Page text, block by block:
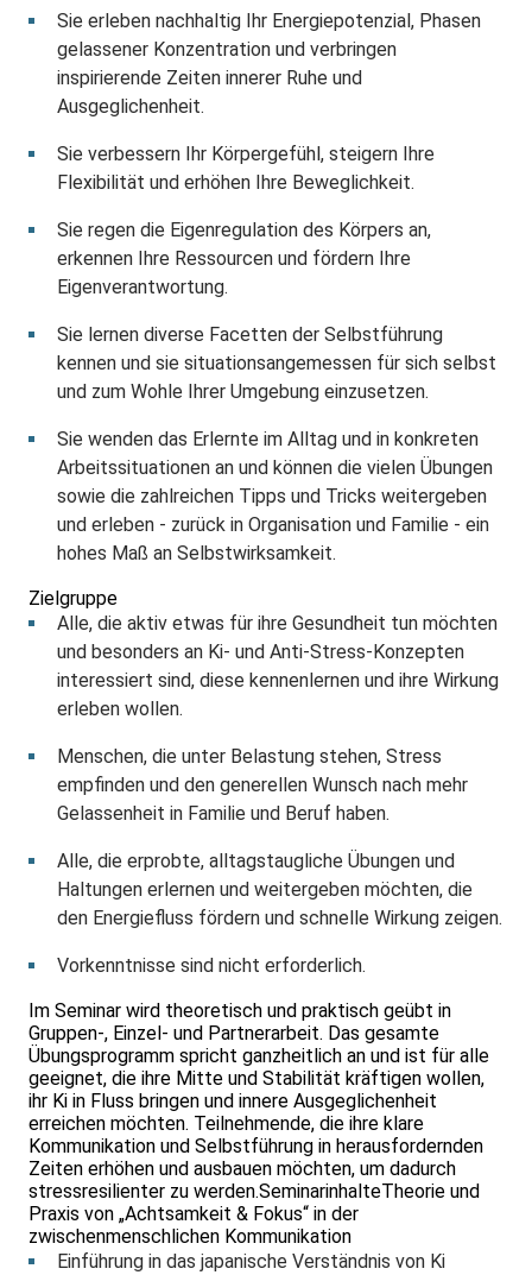
Sie erleben nachhaltig Ihr Energiepotenzial, Phasen
gelassener Konzentration und verbringen
inspirierende Zeiten innerer Ruhe und
Ausgeglichenheit.
Sie verbessern Ihr Körpergefühl, steigern Ihre
Flexibilität und erhöhen Ihre Beweglichkeit.
Sie regen die Eigenregulation des Körpers an,
erkennen Ihre Ressourcen und fördern Ihre
Eigenverantwortung.
Sie lernen diverse Facetten der Selbstführung
kennen und sie situationsangemessen für sich selbst
und zum Wohle Ihrer Umgebung einzusetzen.
Sie wenden das Erlernte im Alltag und in konkreten
Arbeitssituationen an und können die vielen Übungen
sowie die zahlreichen Tipps und Tricks weitergeben
und erleben - zurück in Organisation und Familie - ein
hohes Maß an Selbstwirksamkeit.
Zielgruppe
Alle, die aktiv etwas für ihre Gesundheit tun möchten
und besonders an Ki- und Anti-Stress-Konzepten
interessiert sind, diese kennenlernen und ihre Wirkung
erleben wollen.
Menschen, die unter Belastung stehen, Stress
empfinden und den generellen Wunsch nach mehr
Gelassenheit in Familie und Beruf haben.
Alle, die erprobte, alltagstaugliche Übungen und
Haltungen erlernen und weitergeben möchten, die
den Energiefluss fördern und schnelle Wirkung zeigen.
Vorkenntnisse sind nicht erforderlich.
Im Seminar wird theoretisch und praktisch geübt in
Gruppen-, Einzel- und Partnerarbeit. Das gesamte
Übungsprogramm spricht ganzheitlich an und ist für alle
geeignet, die ihre Mitte und Stabilität kräftigen wollen,
ihr Ki in Fluss bringen und innere Ausgeglichenheit
erreichen möchten. Teilnehmende, die ihre klare
Kommunikation und Selbstführung in herausfordernden
Zeiten erhöhen und ausbauen möchten, um dadurch
stressresilienter zu werden.SeminarinhalteTheorie und
Praxis von „Achtsamkeit & Fokus“ in der
zwischenmenschlichen Kommunikation
Einführung in das japanische Verständnis von Ki